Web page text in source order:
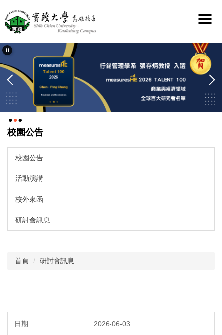
到
主
內
區
校園公告
校園公告
活動演講
校外來函
研討會訊息
首頁 研討會訊息
2026-06-03